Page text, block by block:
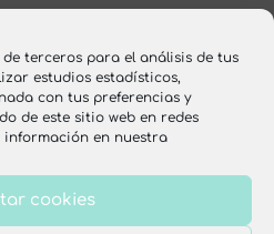
terceros para el análisis de tus
estudios estadísticos,
con tus preferencias y
de este sitio web en redes
información en nuestra
cookies
de privacidad